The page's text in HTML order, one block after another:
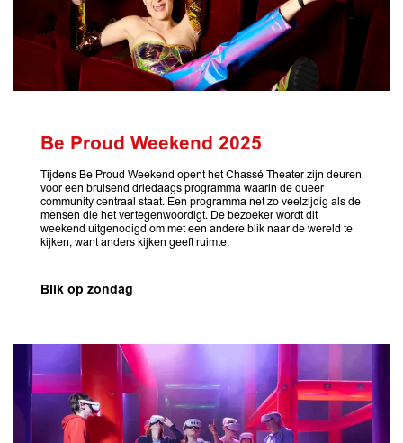
Be Proud Weekend 2025
Tijdens Be Proud Weekend opent het Chassé Theater zijn deuren
voor een bruisend driedaags programma waarin de queer
community centraal staat. Een programma net zo veelzijdig als de
mensen die het vertegenwoordigt. De bezoeker wordt dit
weekend uitgenodigd om met een andere blik naar de wereld te
kijken, want anders kijken geeft ruimte.
Blik op zondag